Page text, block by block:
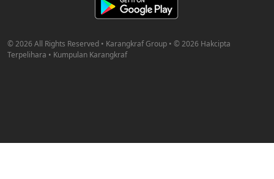
© 2026 All Rights Reserved • Karangkraf Group • © 2026 Hakcipta
Terpelihara • Kumpulan Karangkraf